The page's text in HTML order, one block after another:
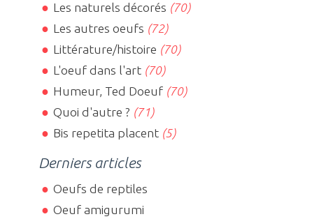
Les naturels décorés (70)
Les autres oeufs (72)
Littérature/histoire (70)
L'oeuf dans l'art(70)
Humeur, Ted Doeuf(70)
Quoi d'autre ? (71)
Bis repetita placent(5)
Derniers articles
Oeufs de reptiles
Oeuf amigurumi